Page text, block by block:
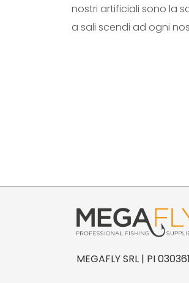
nostri artificiali sono la
a sali scendi ad ogni
MEGAFLY SRL | PI